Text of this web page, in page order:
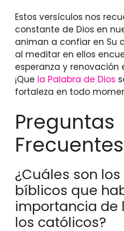
Estos versículos nos
constante de Dios en
animan a confiar en Su
al meditar en ellos
esperanza y
¡Que la Palabra de Dios
fortaleza en todo
Preguntas
Frecuentes
¿Cuáles son
bíblicos que
importancia de
los católicos?